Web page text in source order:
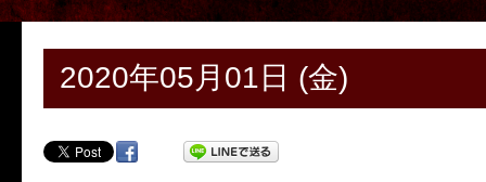
2020年05月01日 (金)